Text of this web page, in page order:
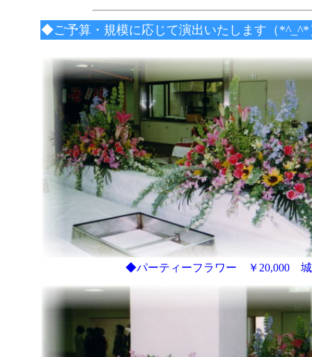
◆ご予算・規模に応じて演出いたします（
◆パーティーフラワー ￥20,000